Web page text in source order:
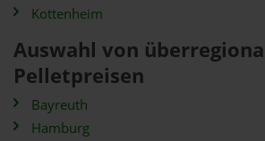
Kottenheim
Auswahl von
Pelletpreisen
Bayreuth
Hamburg